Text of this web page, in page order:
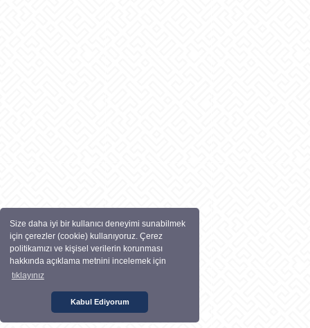
Size daha iyi bir kullanıcı deneyimi sunabilmek
için çerezler (cookie) kullanıyoruz. Çerez
politikamızı ve kişisel verilerin korunması
hakkında açıklama metnini incelemek için
tıklayınız
Kabul Ediyorum